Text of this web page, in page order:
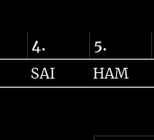
4. 5.
SAI HAM